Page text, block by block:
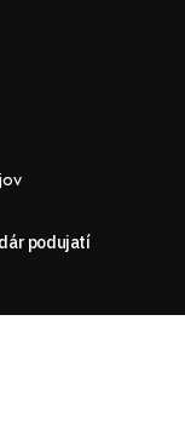
podujatí